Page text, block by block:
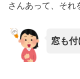
さんあって、それ
窓も付